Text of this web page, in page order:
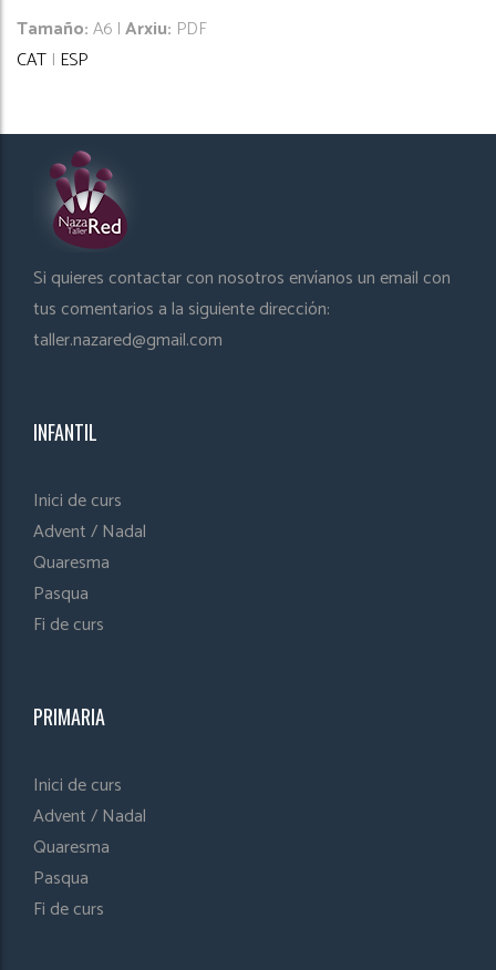
Tamaño:A6 |Arxiu: PDF
CAT | ESP
Si quieres contactar con nosotros envíanos un email con
tus comentarios a la siguiente dirección:
taller.nazared@gmail.com
INFANTIL
Inici de curs
Advent / Nadal
Quaresma
Pasqua
Fi de curs
PRIMARIA
Inici de curs
Advent / Nadal
Quaresma
Pasqua
Fi de curs